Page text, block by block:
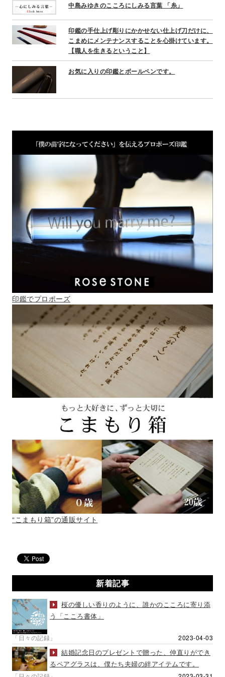
中島みゆきのこころにしみる言葉 「糸」
印鑑の手仕上げ彫りにかかせない仕上げ刀だけに、
こまめにメンテナンスすることを心掛けています。
【職人を生きるということ】
お気に入りの印鑑とボールペンです。
印鑑でプロポーズ
“こまもり箱”の通販サイト
新着記事
桜の優しい香りのように、誰かのこころに寄り添
う「こころ書体」
「日々の記録」 2023-04-03
結婚記念日のプレゼントで贈った、仲直りができ
るペアグラスは、僕たち夫婦の絆アイテムです。